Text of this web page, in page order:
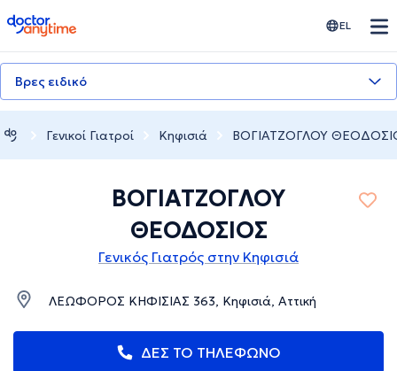
doctoranytime EL
Βρες ειδικό
Γενικοί Γιατροί Κηφισιά ΒΟΓΙΑΤΖΟΓΛΟΥ
ΒΟΓΙΑΤΖΟΓΛΟΥ
ΘΕΟΔΟΣΙΟΣ
Γενικός Γιατρός στην Κηφισιά
ΛΕΩΦΟΡΟΣ ΚΗΦΙΣΙΑΣ 363, Κηφισιά, Αττική
ΔΕΣ ΤΟ ΤΗΛΕΦΩΝΟ